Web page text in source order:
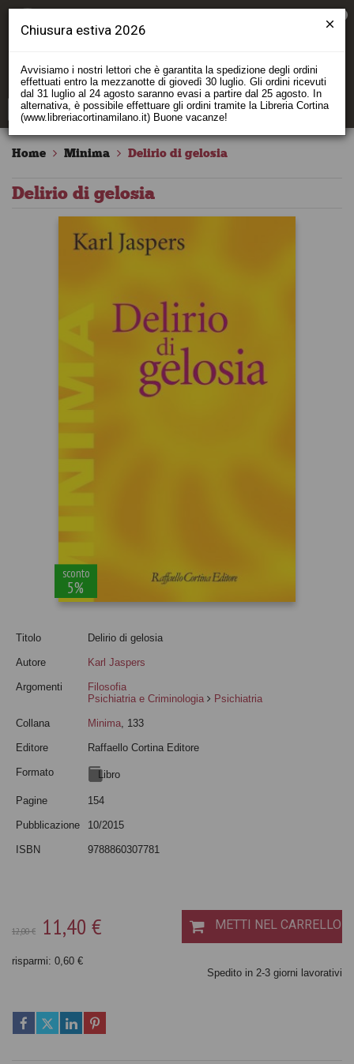
Home Minima Delirio di gelosia
Delirio di gelosia
sconto
5%
Titolo Delirio di gelosia
Autore Karl Jaspers
Argomenti
Filosofia
Psichiatria e Criminologia
Psichiatria
Collana Minima, 133
Editore Raffaello Cortina Editore
Formato Libro
Pagine 154
Pubblicazione 10/2015
ISBN 9788860307781
12,00 € 11,40 € METTI NEL CARRELLO
risparmi: 0,60 €
Spedito in 2-3 giorni lavorativi
Chiusura estiva 2026
Avvisiamo i nostri lettori che è garantita la spedizione degli ordini
effettuati entro la mezzanotte di giovedì 30 luglio. Gli ordini ricevuti
dal 31 luglio al 24 agosto saranno evasi a partire dal 25 agosto. In
alternativa, è possibile effettuare gli ordini tramite la Libreria Cortina
(www.libreriacortinamilano.it) Buone vacanze!